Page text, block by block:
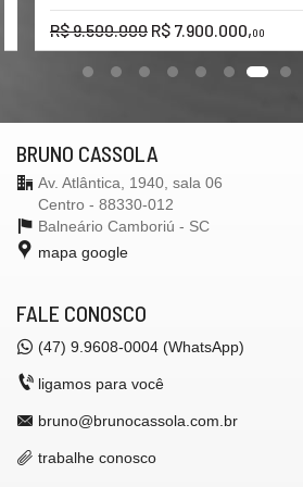
R$ 9.500.000 R$ 7.900.000,00
BRUNO CASSOLA
Av. Atlântica, 1940, sala 06
Centro - 88330-012
Balneário Camboriú - SC
mapa google
FALE CONOSCO
(47) 9.9608-0004 (WhatsApp)
ligamos para você
bruno@brunocassola.com.br
trabalhe conosco